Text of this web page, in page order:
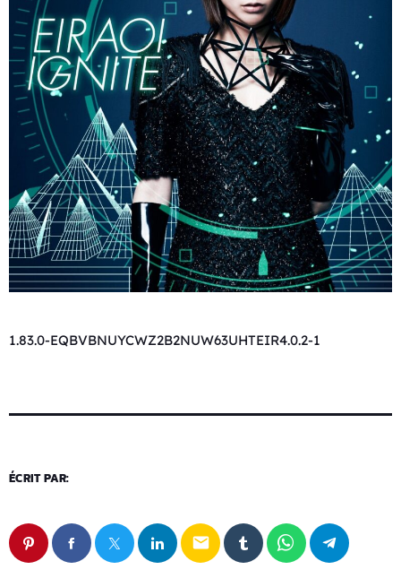
1.83.0-EQBVBNUYCWZ2B2NUW63UHTEIR4.0.2-1
ÉCRIT PAR:
email